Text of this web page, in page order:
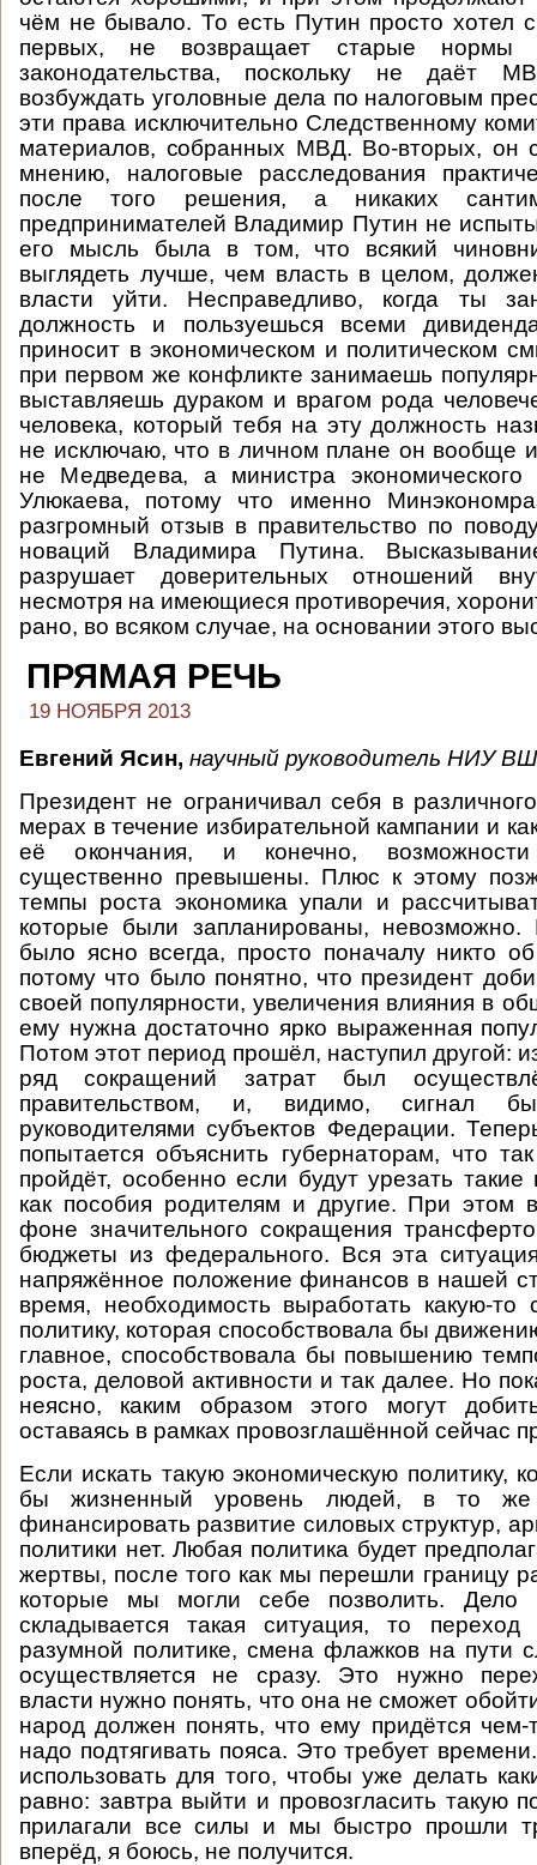
чём не бывало. То есть Путин просто хотел
первых, не возвращает старые нормы
законодательства, поскольку не даёт
возбуждать уголовные дела по налоговым
эти права исключительно Следственному
материалов, собранных МВД. Во-вторых, он
мнению, налоговые расследования
после того решения, а никаких
предпринимателей Владимир Путин не
его мысль была в том, что всякий
выглядеть лучше, чем власть в целом,
власти уйти. Несправедливо, когда ты
должность и пользуешься всеми
приносит в экономическом и политическом
при первом же конфликте занимаешь
выставляешь дураком и врагом рода
человека, который тебя на эту должность
не исключаю, что в личном плане он вообще
не Медведева, а министра экономического
Улюкаева, потому что именно
разгромный отзыв в правительство по
новаций Владимира Путина.
разрушает доверительных отношений
несмотря на имеющиеся противоречия,
рано, во всяком случае, на основании этого
ПРЯМАЯ РЕЧЬ
19 НОЯБРЯ 2013
Евгений Ясин, научный руководитель НИУ
Президент не ограничивал себя в
мерах в течение избирательной кампании и
её окончания, и конечно,
существенно превышены. Плюс к этому
темпы роста экономика упали и
которые были запланированы,
было ясно всегда, просто поначалу никто
потому что было понятно, что президент
своей популярности, увеличения влияния в
ему нужна достаточно ярко выраженная
Потом этот период прошёл, наступил другой:
ряд сокращений затрат был
правительством, и, видимо, сигнал
руководителями субъектов Федерации.
попытается объяснить губернаторам, что
пройдёт, особенно если будут урезать
как пособия родителям и другие. При этом
фоне значительного сокращения
бюджеты из федерального. Вся эта
напряжённое положение финансов в нашей
время, необходимость выработать какую-то
политику, которая способствовала бы
главное, способствовала бы повышению
роста, деловой активности и так далее. Но
неясно, каким образом этого могут
оставаясь в рамках провозглашённой сейчас
Если искать такую экономическую политику,
бы жизненный уровень людей, в то же
финансировать развитие силовых структур,
политики нет. Любая политика будет
жертвы, после того как мы перешли границу
которые мы могли себе позволить. Дело
складывается такая ситуация, то
разумной политике, смена флажков на пути
осуществляется не сразу. Это нужно
власти нужно понять, что она не сможет
народ должен понять, что ему придётся чем-
надо подтягивать пояса. Это требует
использовать для того, чтобы уже делать
равно: завтра выйти и провозгласить такую
прилагали все силы и мы быстро прошли
вперёд, я боюсь, не получится.